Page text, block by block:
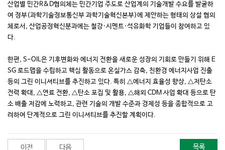
산업별 민간R&D협의체는 민간기업 주도로 산업계의 기술개발 수요를 발굴하
여 정부(과학기술정보통신부 과학기술혁신본부)에 제안하는 형태의 상설 협의
체로서, 산업공정혁신분과에는 철강·시멘트·석유화학 기업들이 참여하고 있
다.
한편, S-OIL은 기후변화와 에너지 전환을 새로운 성장의 기회로 만들기 위해 E
SG 로드맵을 수립하고 핵심 활동으로 온실가스 감축, 친환경 에너지사업 진출
등의 그린 이니셔티브를 추진하고 있다. 특히 △에너지 효율성 향상, △저탄소
전력 확대, △연료 전환, △탄소 포집 및 활용, △해외 CDM 사업 확대 등으로 탄
소 배출 저감에 노력하고, 관련 기술의 개발 수준과 경제성 등을 종합적으로 고
려하여 단계적으로 그린 이니셔티브를 추진할 계획이다.
이전 다음 목록